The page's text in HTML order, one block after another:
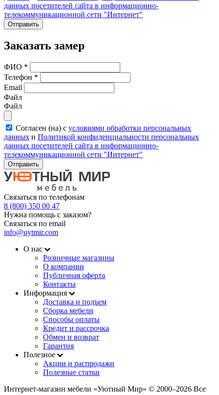
данных посетителей сайта в информационно-
телекоммуникационной сети "Интернет"
Отправить
Заказать замер
ФИО *
Телефон *
Email
Файл
Файл
Согласен (на) с условиями обработки персональных
данных и Политикой конфиденциальности персональных
данных посетителей сайта в информационно-
телекоммуникационной сети "Интернет"
Отправить
Связаться по телефонам
8 (800) 350 00 47
Нужна помощь с заказом?
Связаться по email
info@uytmir.com
О нас
Розничные магазины
О компании
Публичная оферта
Контакты
Информация
Доставка и подъем
Сборка мебели
Способы оплаты
Кредит и рассрочка
Обмен и возврат
Гарантия
Полезное
Акции и распродажи
Полезные статьи
Интернет-магазин мебели «Уютный Мир» © 2000‒2026 Все